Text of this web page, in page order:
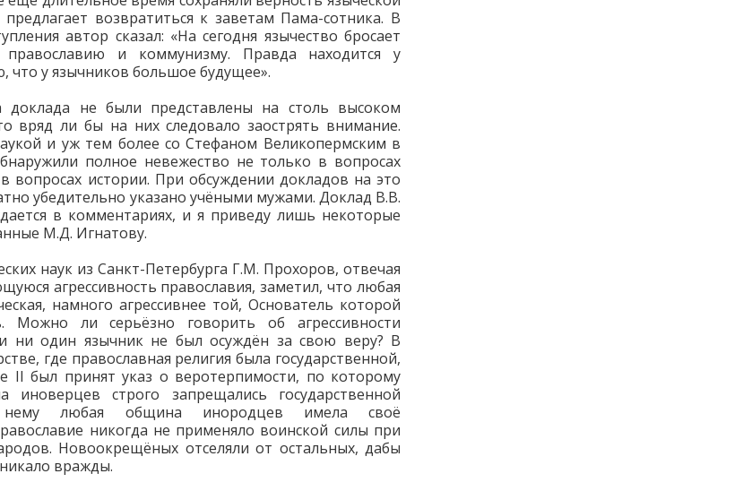
возвратиться к заветам Пама-сотника. В
автор сказал: «На сегодня язычество бросает
православию и коммунизму. Правда находится у
что у язычников большое будущее».
не были представлены на столь высоком
вряд ли бы на них следовало заострять внимание.
и уж тем более со Стефаном Великопермским в
полное невежество не только в вопросах
вопросах истории. При обсуждении докладов на это
убедительно указано учёными мужами. Доклад В.В.
в комментариях, и я приведу лишь некоторые
М.Д. Игнатову.
наук из Санкт-Петербурга Г.М. Прохоров, отвечая
агрессивность православия, заметил, что любая
намного агрессивнее той, Основатель которой
Можно ли серьёзно говорить об агрессивности
ни один язычник не был осуждён за свою веру? В
где православная религия была государственной,
II был принят указ о веротерпимости, по которому
иноверцев строго запрещались государственной
любая община инородцев имела своё
никогда не применяло воинской силы при
Новоокрещёных отселяли от остальных, дабы
вражды.